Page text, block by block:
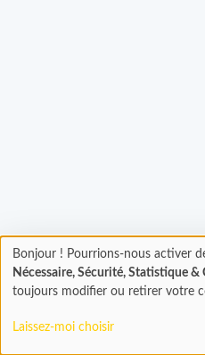
Chargement
En cours...
Bonjour ! Pourrions-nous activer
Nécessaire, Sécurité, Statistique &
toujours modifier ou retirer votre
Laissez-moi choisir